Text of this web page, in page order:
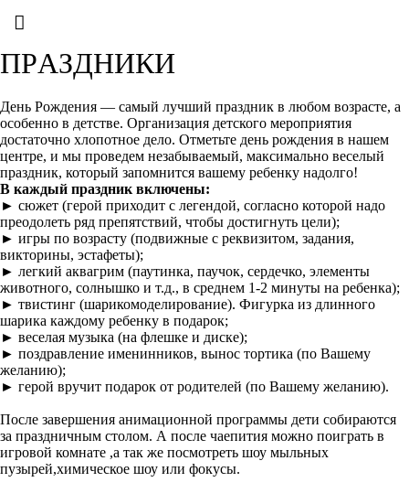
ПРАЗДНИКИ
День Рождения — самый лучший праздник в любом возрасте, а
особенно в детстве. Организация детского мероприятия
достаточно хлопотное дело. Отметьте день рождения в нашем
центре, и мы проведем незабываемый, максимально веселый
праздник, который запомнится вашему ребенку надолго!
В каждый праздник включены:
► сюжет (герой приходит с легендой, согласно которой надо
преодолеть ряд препятствий, чтобы достигнуть цели);
► игры по возрасту (подвижные с реквизитом, задания,
викторины, эстафеты);
► легкий аквагрим (паутинка, паучок, сердечко, элементы
животного, солнышко и т.д., в среднем 1-2 минуты на ребенка);
► твистинг (шарикомоделирование). Фигурка из длинного
шарика каждому ребенку в подарок;
► веселая музыка (на флешке и диске);
► поздравление именинников, вынос тортика (по Вашему
желанию);
► герой вручит подарок от родителей (по Вашему желанию).
После завершения анимационной программы дети собираются
за праздничным столом. А после чаепития можно поиграть в
игровой комнате ,а так же посмотреть шоу мыльных
пузырей,химическое шоу или фокусы.